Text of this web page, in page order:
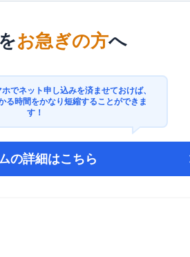
お急ぎの方へ
でネット申し込みを済ませておけば、
る時間をかなり短縮することができま
す！
の詳細はこちら